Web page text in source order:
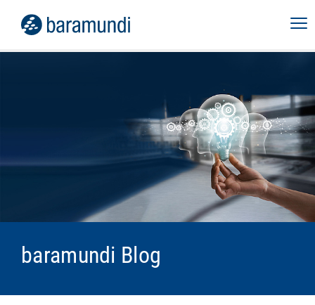
baramundi Blog